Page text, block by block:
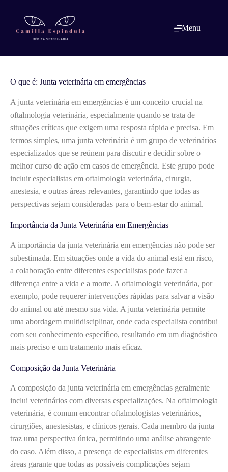
conteúdo
Menu
O que é: Junta veterinária em
emergências
O que é: Junta veterinária em emergências
A junta veterinária em emergências é um conceito crucial na
oftalmologia veterinária, especialmente quando se trata de
situações críticas que exigem uma resposta rápida e precisa. Em
termos simples, uma junta veterinária é um grupo de veterinários
especializados que se reúnem para discutir e decidir sobre o
melhor curso de ação em casos de emergência. Este grupo pode
incluir especialistas em oftalmologia veterinária, cirurgia,
anestesia, e outras áreas relevantes, garantindo que todas as
perspectivas sejam consideradas para o bem-estar do animal.
Importância da Junta Veterinária em Emergências
A importância da junta veterinária em emergências não pode ser
subestimada. Em situações onde a vida do animal está em risco,
a colaboração entre diferentes especialistas pode fazer a
diferença entre a vida e a morte. A oftalmologia veterinária, por
exemplo, pode requerer intervenções rápidas para salvar a visão
do animal ou até mesmo sua vida. A junta veterinária permite
uma abordagem multidisciplinar, onde cada especialista contribui
com seu conhecimento específico, resultando em um diagnóstico
mais preciso e um tratamento mais eficaz.
Composição da Junta Veterinária
A composição da junta veterinária em emergências geralmente
inclui veterinários com diversas especializações. Na oftalmologia
veterinária, é comum encontrar oftalmologistas veterinários,
cirurgiões, anestesistas, e clínicos gerais. Cada membro da junta
traz uma perspectiva única, permitindo uma análise abrangente
do caso. Além disso, a presença de especialistas em diferentes
áreas garante que todas as possíveis complicações sejam